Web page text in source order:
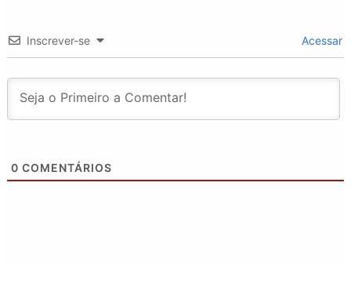
Inscrever-se Acessar
0 COMENTÁRIOS